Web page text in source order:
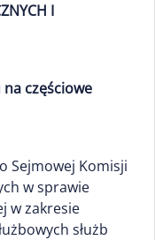
I
częściowe
Sejmowej Komisji
w sprawie
w zakresie
służb